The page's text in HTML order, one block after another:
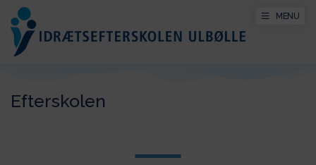
MENU
Efterskolen